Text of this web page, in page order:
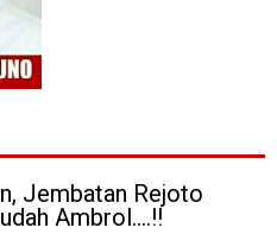
Jembatan Rejoto
Ambrol....!!